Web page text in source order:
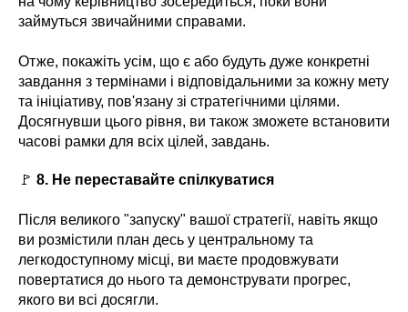
займуться звичайними справами.
Отже, покажіть усім, що є або будуть дуже конкретні
завдання з термінами і відповідальними за кожну мету
та ініціативу, пов'язану зі стратегічними цілями.
Досягнувши цього рівня, ви також зможете встановити
часові рамки для всіх цілей, завдань.
🚩 8. Не переставайте спілкуватися
Після великого "запуску" вашої стратегії, навіть якщо
ви розмістили план десь у центральному та
легкодоступному місці, ви маєте продовжувати
повертатися до нього та демонструвати прогрес,
якого ви всі досягли.